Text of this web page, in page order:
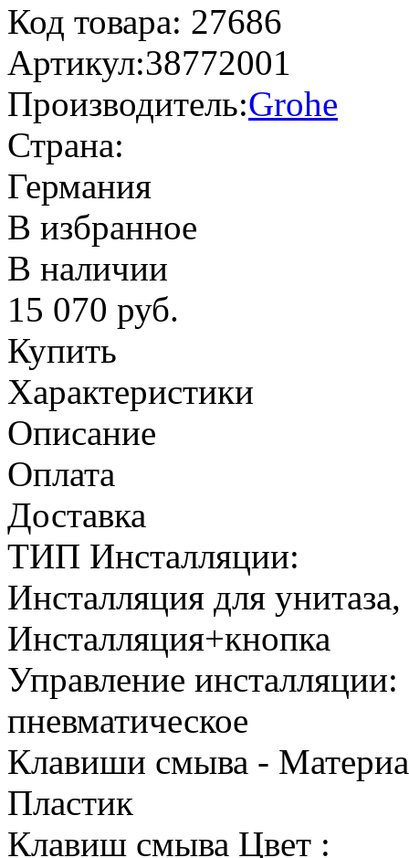
Код товара: 27686
Артикул:38772001
Производитель:Grohe
Страна:
Германия
В избранное
В наличии
15 070 руб.
Купить
Характеристики
Описание
Оплата
Доставка
ТИП Инсталляции:
Инсталляция для
Инсталляция+кнопка
Управление инсталляции:
пневматическое
Клавиши смыва -
Пластик
Клавиш смыва Цвет :